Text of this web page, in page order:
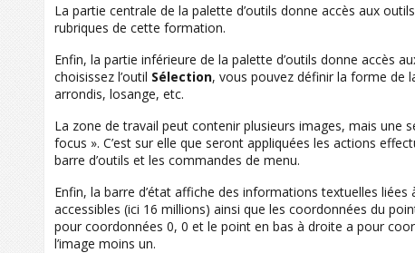
La partie centrale de la palette d’outils donne accès aux
rubriques de cette formation.
Enfin, la partie inférieure de la palette d’outils donne accès
choisissez l’outil Sélection, vous pouvez définir la forme de
arrondis, losange, etc.
La zone de travail peut contenir plusieurs images, mais une
focus ». C’est sur elle que seront appliquées les actions
barre d’outils et les commandes de menu.
Enfin, la barre d’état affiche des informations textuelles
accessibles (ici 16 millions) ainsi que les coordonnées du
pour coordonnées 0, 0 et le point en bas à droite a pour
l’image moins un.